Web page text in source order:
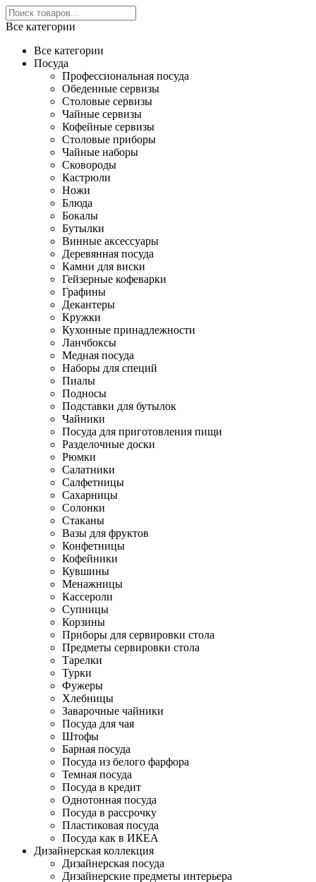
Все категории
Все категории
Посуда
Профессиональная посуда
Обеденные сервизы
Столовые сервизы
Чайные сервизы
Кофейные сервизы
Столовые приборы
Чайные наборы
Сковороды
Кастрюли
Ножи
Блюда
Бокалы
Бутылки
Винные аксессуары
Деревянная посуда
Камни для виски
Гейзерные кофеварки
Графины
Декантеры
Кружки
Кухонные принадлежности
Ланчбоксы
Медная посуда
Наборы для специй
Пиалы
Подносы
Подставки для бутылок
Чайники
Посуда для приготовления пищи
Разделочные доски
Рюмки
Салатники
Салфетницы
Сахарницы
Солонки
Стаканы
Вазы для фруктов
Конфетницы
Кофейники
Кувшины
Менажницы
Кассероли
Супницы
Корзины
Приборы для сервировки стола
Предметы сервировки стола
Тарелки
Турки
Фужеры
Хлебницы
Заварочные чайники
Посуда для чая
Штофы
Барная посуда
Посуда из белого фарфора
Темная посуда
Посуда в кредит
Однотонная посуда
Посуда в рассрочку
Пластиковая посуда
Посуда как в ИКЕА
Дизайнерская коллекция
Дизайнерская посуда
Дизайнерские предметы интерьера